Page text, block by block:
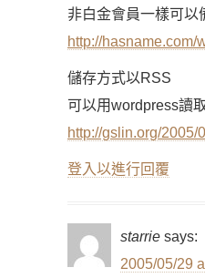
非白金會員一樣可以
http://hasname.com/
儲存方式以RSS
可以用wordpress讀
http://gslin.org/2005/
登入以進行回覆
starrie says:
2005/05/29